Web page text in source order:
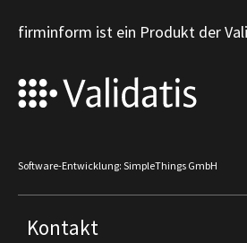
firminform ist ein Produkt der
Software-Entwicklung: SimpleThings GmbH
Kontakt